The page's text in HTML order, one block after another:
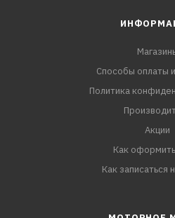
Способы оплаты
Политика
Акции
Как
Как записаться